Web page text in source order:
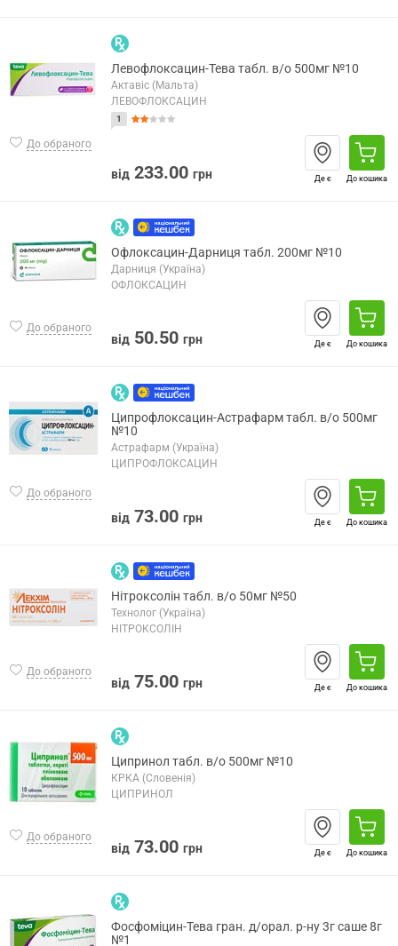
До обраного
Левофлоксацин-Тева табл. в/о 500мг №10
Актавіс (Мальта)
ЛЕВОФЛОКСАЦИН
1
від 233.00 грн Де є До кошика
До обраного
Офлоксацин-Дарниця табл. 200мг №10
Дарниця (Україна)
ОФЛОКСАЦИН
від 50.50 грн Де є До кошика
До обраного
Ципрофлоксацин-Астрафарм табл. в/о 500мг
№10
Астрафарм (Україна)
ЦИПРОФЛОКСАЦИН
від 73.00 грн Де є До кошика
До обраного
Нітроксолін табл. в/о 50мг №50
Технолог (Україна)
НІТРОКСОЛІН
від 75.00 грн Де є До кошика
До обраного
Ципринол табл. в/о 500мг №10
КРКА (Словенія)
ЦИПРИНОЛ
від 73.00 грн Де є До кошика
Фосфоміцин-Тева гран. д/орал. р-ну 3г саше 8г
№1